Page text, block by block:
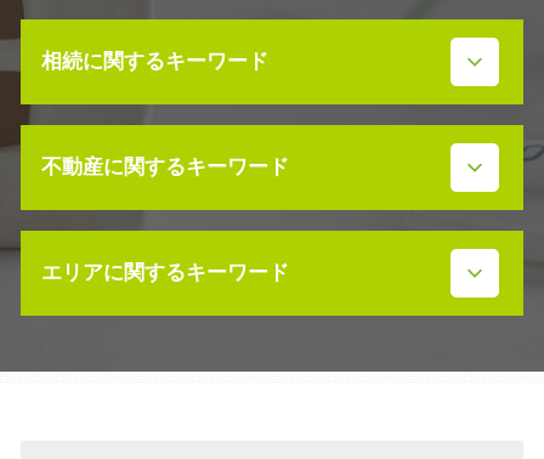
相続に関するキーワード
相続放棄 デメリット
事業承継 進め方
事業承継 引継ぎ補助金
限定承認 代理人
不動産に関するキーワード
不動産 売却益 節税
不動産 寄付 譲渡所得
エリアに関するキーワード